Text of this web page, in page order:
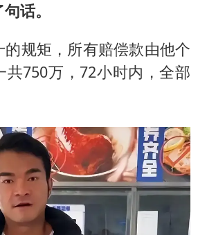
话。
规矩，所有赔偿款由他个
共750万，72小时内，全部